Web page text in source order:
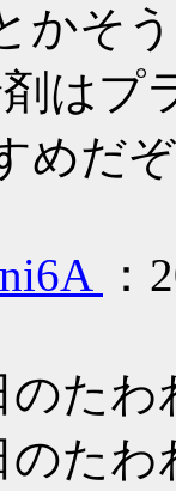
かそ
はプ
めだぞ
のた
のた